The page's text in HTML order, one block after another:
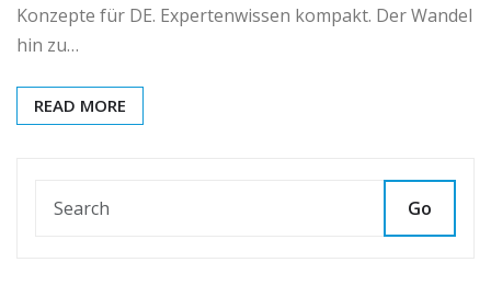
Konzepte für DE. Expertenwissen kompakt. Der Wandel
hin zu…
READ MORE
Go